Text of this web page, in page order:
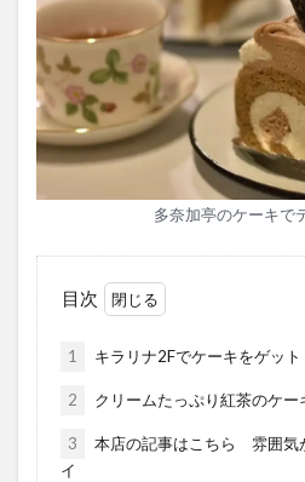
多奈加亭のケーキで
目次
1 キラリナ2Fでケーキをゲット
2 クリームたっぷり紅茶のケー
3
本店の記事はこちら 雰囲気
イ